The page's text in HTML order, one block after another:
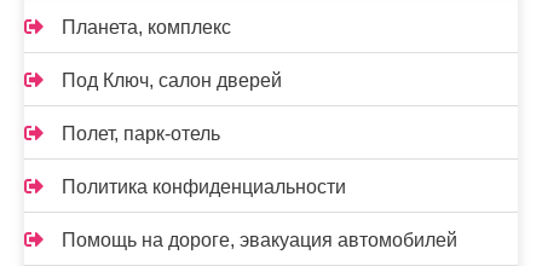
Планета, комплекс
Под Ключ, салон дверей
Полет, парк-отель
Политика конфиденциальности
Помощь на дороге, эвакуация автомобилей